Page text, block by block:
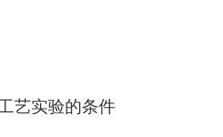
艺实验的条件